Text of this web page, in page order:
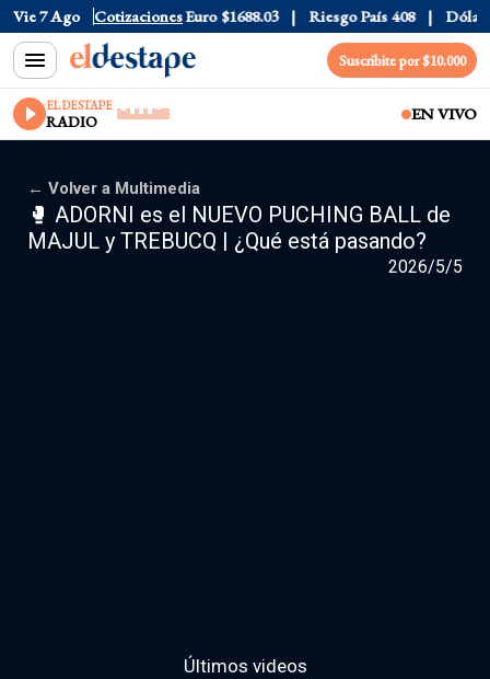
Vie 7 Ago Cotizaciones
Dólar CCL $1577.3 Euro $1688.03 Riesgo País 408 Dólar
Suscribite por $10.000
EL DESTAPE
RADIO EN VIVO
← Volver a Multimedia
🥊 ADORNI es el NUEVO PUCHING BALL de
MAJUL y TREBUCQ | ¿Qué está pasando?
2026/5/5
Últimos videos